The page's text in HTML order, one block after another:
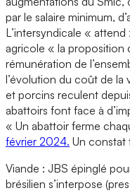
par le salaire minimum,
L’intersyndicale «
agricole « la proposition
rémunération de
l’évolution du coût de la
et porcins reculent
abattoirs font face à
« Un abattoir ferme
février 2024. Un constat
Viande : JBS épinglé
brésilien s’interpose